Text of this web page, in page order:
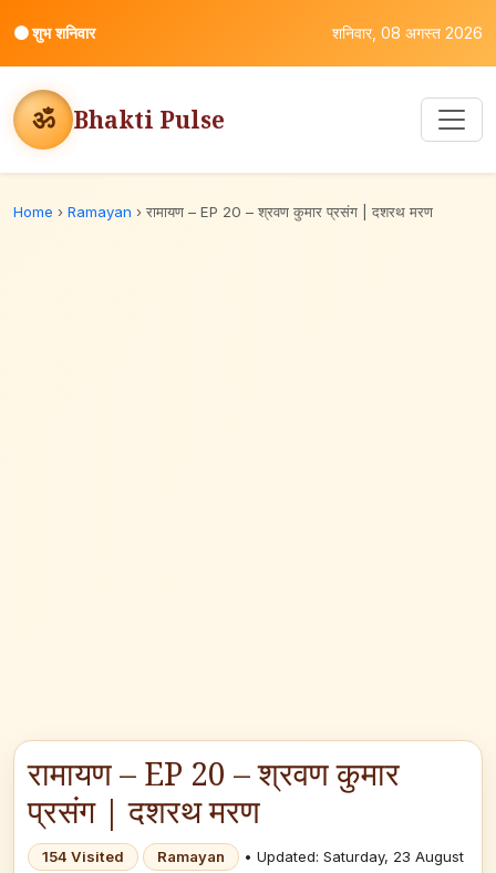
⚫शुभ शनिवार शनिवार, 08 अगस्त 2026
ॐ Bhakti Pulse
Home › Ramayan › रामायण – EP 20 – श्रवण कुमार प्रसंग | दशरथ मरण
रामायण – EP 20 – श्रवण कुमार
प्रसंग | दशरथ मरण
154 Visited Ramayan
• Updated: Saturday, 23 August